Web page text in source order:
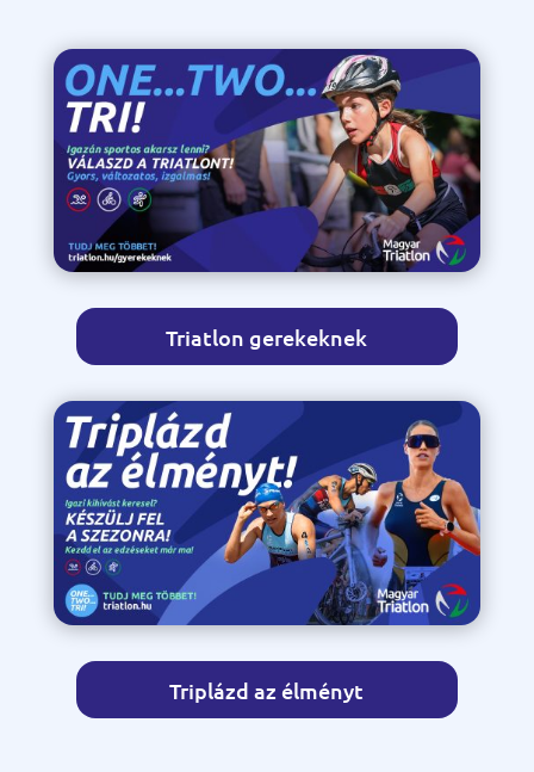
Triatlon gerekeknek
Triplázd az élményt